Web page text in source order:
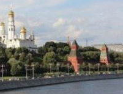
Bursa
Çanakkale
Çankırı